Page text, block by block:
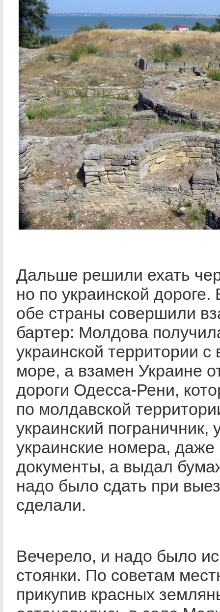
Дальше решили ехать
но по украинской
обе страны совершили
бартер: Молдова
украинской территории
море, а взамен Украине
дороги Одесса-Рени,
по молдавской
украинский пограничник,
украинские номера,
документы, а выдал
надо было сдать при
сделали.
Вечерело, и надо было
стоянки. По советам
прикупив красных